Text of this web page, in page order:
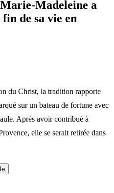
Madeleine a
de sa vie en
du Christ, la tradition rapporte
sur un bateau de fortune avec
Après avoir contribué à
elle se serait retirée dans